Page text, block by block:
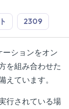
2309
ーションをオン
を組み合わせた
えています。
行されている場